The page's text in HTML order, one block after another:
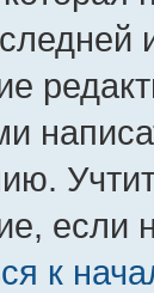
если
к